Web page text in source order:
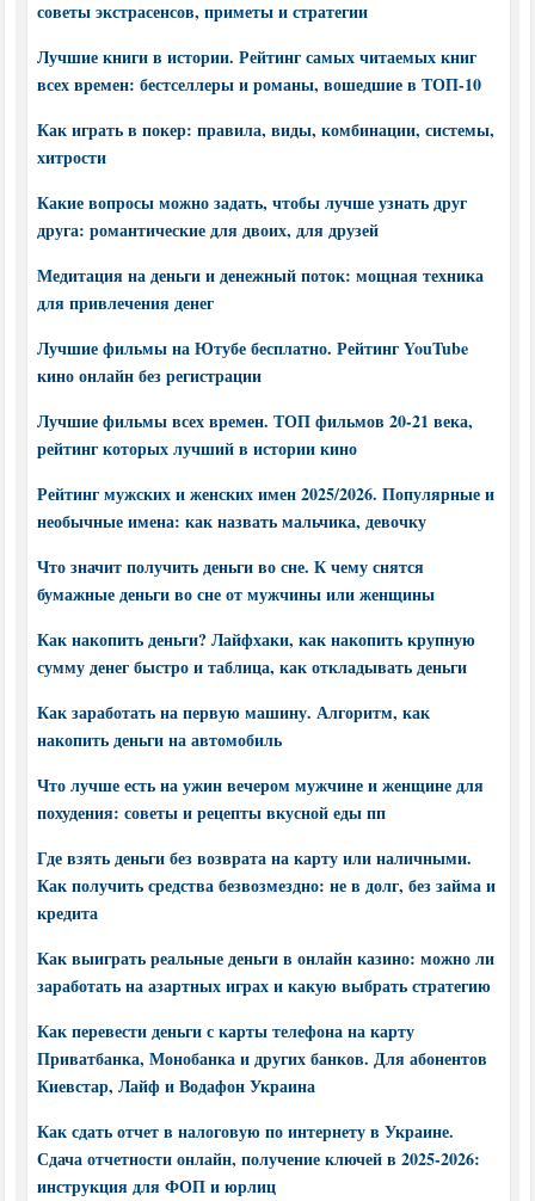
советы экстрасенсов, приметы и стратегии
Лучшие книги в истории. Рейтинг самых читаемых книг
всех времен: бестселлеры и романы, вошедшие в ТОП-10
Как играть в покер: правила, виды, комбинации, системы,
хитрости
Какие вопросы можно задать, чтобы лучше узнать друг
друга: романтические для двоих, для друзей
Медитация на деньги и денежный поток: мощная техника
для привлечения денег
Лучшие фильмы на Ютубе бесплатно. Рейтинг YouTube
кино онлайн без регистрации
Лучшие фильмы всех времен. ТОП фильмов 20-21 века,
рейтинг которых лучший в истории кино
Рейтинг мужских и женских имен 2025/2026. Популярные и
необычные имена: как назвать мальчика, девочку
Что значит получить деньги во сне. К чему снятся
бумажные деньги во сне от мужчины или женщины
Как накопить деньги? Лайфхаки, как накопить крупную
сумму денег быстро и таблица, как откладывать деньги
Как заработать на первую машину. Алгоритм, как
накопить деньги на автомобиль
Что лучше есть на ужин вечером мужчине и женщине для
похудения: советы и рецепты вкусной еды пп
Где взять деньги без возврата на карту или наличными.
Как получить средства безвозмездно: не в долг, без займа и
кредита
Как выиграть реальные деньги в онлайн казино: можно ли
заработать на азартных играх и какую выбрать стратегию
Как перевести деньги с карты телефона на карту
Приватбанка, Монобанка и других банков. Для абонентов
Киевстар, Лайф и Водафон Украина
Как сдать отчет в налоговую по интернету в Украине.
Сдача отчетности онлайн, получение ключей в 2025-2026:
инструкция для ФОП и юрлиц